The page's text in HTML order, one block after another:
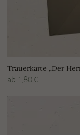
Trauerkarte „Der
ab 1,80€